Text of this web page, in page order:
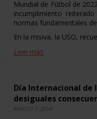
Mundial de Fútbol de
incumplimiento
normas fundamentales
En la misiva, la USO,
Leer más
Día Internacional de
desiguales
MARZO 7, 2014